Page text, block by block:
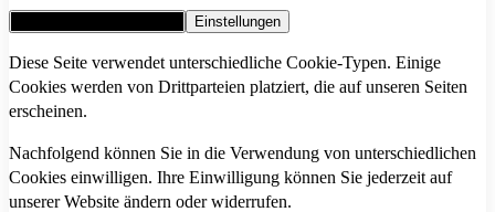
Einstellungen
Diese Seite verwendet unterschiedliche Cookie-Typen. Einige
Cookies werden von Drittparteien platziert, die auf unseren Seiten
erscheinen.
Nachfolgend können Sie in die Verwendung von unterschiedlichen
Cookies einwilligen. Ihre Einwilligung können Sie jederzeit auf
unserer Website ändern oder widerrufen.